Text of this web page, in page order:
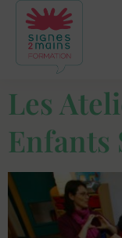
Les
Enfants